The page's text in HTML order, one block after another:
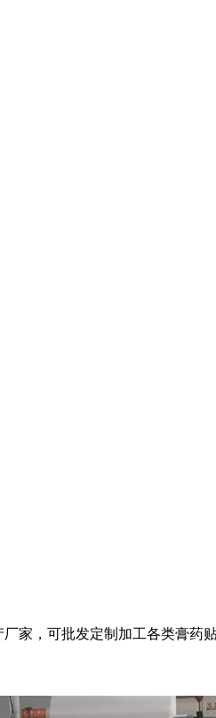
家，可批发定制加工各类膏